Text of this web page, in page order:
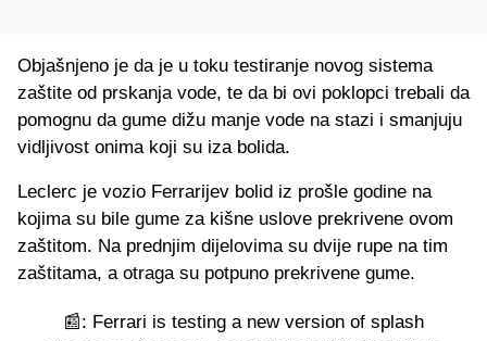
Objašnjeno je da je u toku testiranje novog sistema
zaštite od prskanja vode, te da bi ovi poklopci trebali da
pomognu da gume dižu manje vode na stazi i smanjuju
vidljivost onima koji su iza bolida.
Leclerc je vozio Ferrarijev bolid iz prošle godine na
kojima su bile gume za kišne uslove prekrivene ovom
zaštitom. Na prednjim dijelovima su dvije rupe na tim
zaštitama, a otraga su potpuno prekrivene gume.
📰: Ferrari is testing a new version of splash